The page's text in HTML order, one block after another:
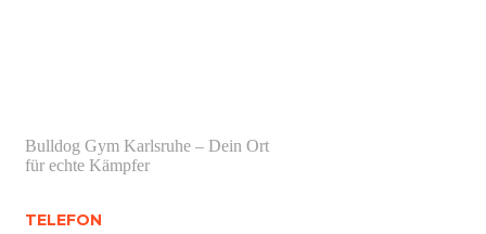
Bulldog Gym Karlsruhe – Dein Ort
für echte Kämpfer
TELEFON